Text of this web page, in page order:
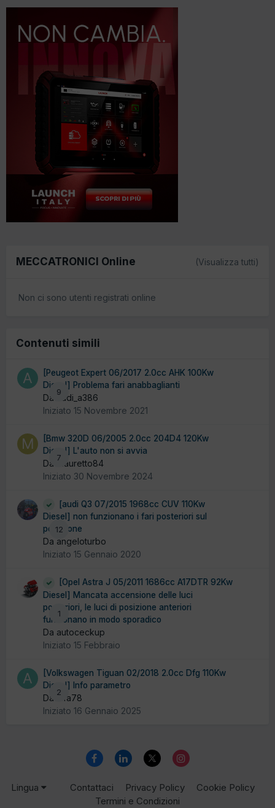
MECCATRONICI Online (Visualizza tutti)
Non ci sono utenti registrati online
Contenuti simili
9
[Peugeot Expert 06/2017 2.0cc AHK 100Kw
Diesel] Problema fari anabbaglianti
Da audi_a386
Iniziato 15 Novembre 2021
7
[Bmw 320D 06/2005 2.0cc 204D4 120Kw
Diesel] L'auto non si avvia
Da Mauretto84
Iniziato 30 Novembre 2024
12
[audi Q3 07/2015 1968cc CUV 110Kw
Diesel] non funzionano i fari posteriori sul
portellone
Da angeloturbo
Iniziato 15 Gennaio 2020
1
[Opel Astra J 05/2011 1686cc A17DTR 92Kw
Diesel] Mancata accensione delle luci
posteriori, le luci di posizione anteriori
funzionano in modo sporadico
Da autoceckup
Iniziato 15 Febbraio
2
[Volkswagen Tiguan 02/2018 2.0cc Dfg 110Kw
Diesel] Info parametro
Da alfa78
Iniziato 16 Gennaio 2025
Lingua Contattaci Privacy Policy
Cookie Policy
Termini e Condizioni